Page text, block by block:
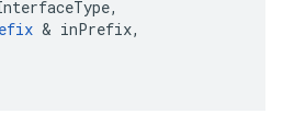
,
& inPrefix,